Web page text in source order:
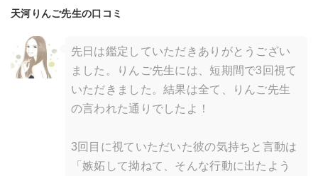
天河りんご先生の口コミ
先日は鑑定していただきありがとうござい
ました。りんご先生には、短期間で3回視て
いただきました。結果は全て、りんご先生
の言われた通りでしたよ！
3回目に視ていただいた彼の気持ちと言動は
「嫉妬して拗ねて、そんな行動に出たよう